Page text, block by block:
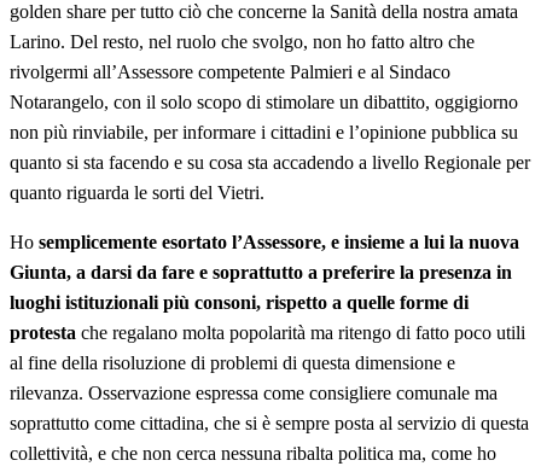
golden share per tutto ciò che concerne la Sanità della nostra amata
Larino. Del resto, nel ruolo che svolgo, non ho fatto altro che
rivolgermi all’Assessore competente Palmieri e al Sindaco
Notarangelo, con il solo scopo di stimolare un dibattito, oggigiorno
non più rinviabile, per informare i cittadini e l’opinione pubblica su
quanto si sta facendo e su cosa sta accadendo a livello Regionale per
quanto riguarda le sorti del Vietri.
Ho semplicemente esortato l’Assessore, e insieme a lui la nuova
Giunta, a darsi da fare e soprattutto a preferire la presenza in
luoghi istituzionali più consoni, rispetto a quelle forme di
protesta che regalano molta popolarità ma ritengo di fatto poco utili
al fine della risoluzione di problemi di questa dimensione e
rilevanza. Osservazione espressa come consigliere comunale ma
soprattutto come cittadina, che si è sempre posta al servizio di questa
collettività, e che non cerca nessuna ribalta politica ma, come ho